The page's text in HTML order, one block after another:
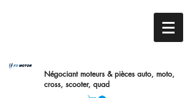
Négociant moteurs & pièces auto, moto,
cross, scooter, quad